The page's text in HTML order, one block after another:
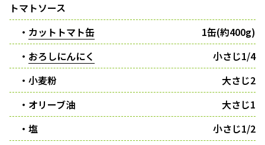
トマトソース
・ カットトマト缶
1缶(約400g)
・ おろしにんにく
小さじ1/4
・小麦粉
大さじ2
・オリーブ油
大さじ1
・塩
小さじ1/2